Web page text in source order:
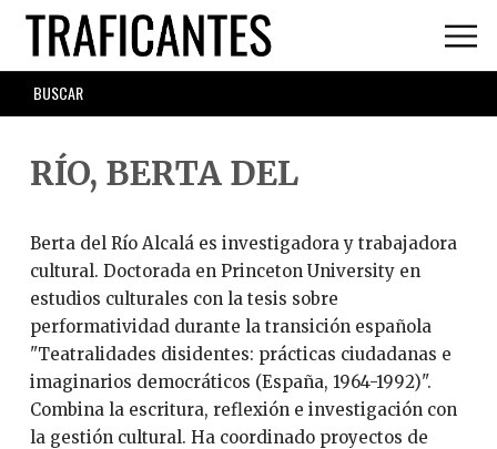
Skip
main
content
SEARCH
FORM
RÍO, BERTA DEL
Berta del Río Alcalá es investigadora y trabajadora
cultural. Doctorada en Princeton University en
estudios culturales con la tesis sobre
performatividad durante la transición española
"Teatralidades disidentes: prácticas ciudadanas e
imaginarios democráticos (España, 1964-1992)".
Combina la escritura, reflexión e investigación con
la gestión cultural. Ha coordinado proyectos de